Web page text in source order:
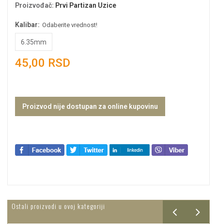
Proizvođač: Prvi Partizan Uzice
Kalibar: Odaberite vrednost!
6.35mm
45,00 RSD
Proizvod nije dostupan za online kupovinu
Ostali proizvodi u ovoj kategoriji